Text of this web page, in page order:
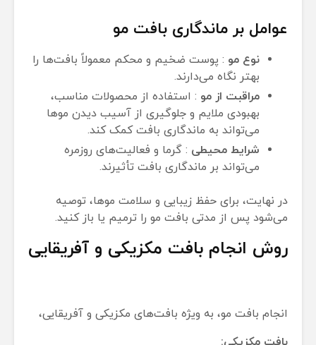
عوامل بر ماندگاری بافت مو
نوع مو : پوست ضخیم و محکم معمولاً بافت‌ها را
بهتر نگاه می‌دارند.
مراقبت از مو : استفاده از محصولات مناسب،
بهبودی ملایم و جلوگیری از آسیب دیدن موها
می‌تواند به ماندگاری بافت کمک کند.
شرایط محیطی : گرما و فعالیت‌های روزمره
می‌تواند بر ماندگاری بافت تأثیرند.
در نهایت، برای حفظ زیبایی و سلامت موها، توصیه
می‌شود پس از مدتی بافت مو را ترمیم یا باز کنید.
روش انجام بافت مکزیکی و آفریقایی
انجام بافت مو، به ویژه بافت‌های مکزیکی و آفریقایی،